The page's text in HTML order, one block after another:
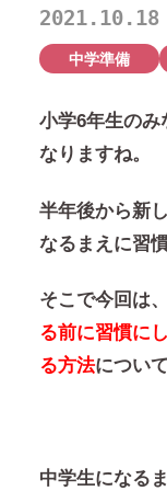
2021.10.18
中学準備
小学6年生のみ
なりますね。
半年後から新
なるまえに習
そこで今回は、
る前に習慣に
る方法につい
中学生になる